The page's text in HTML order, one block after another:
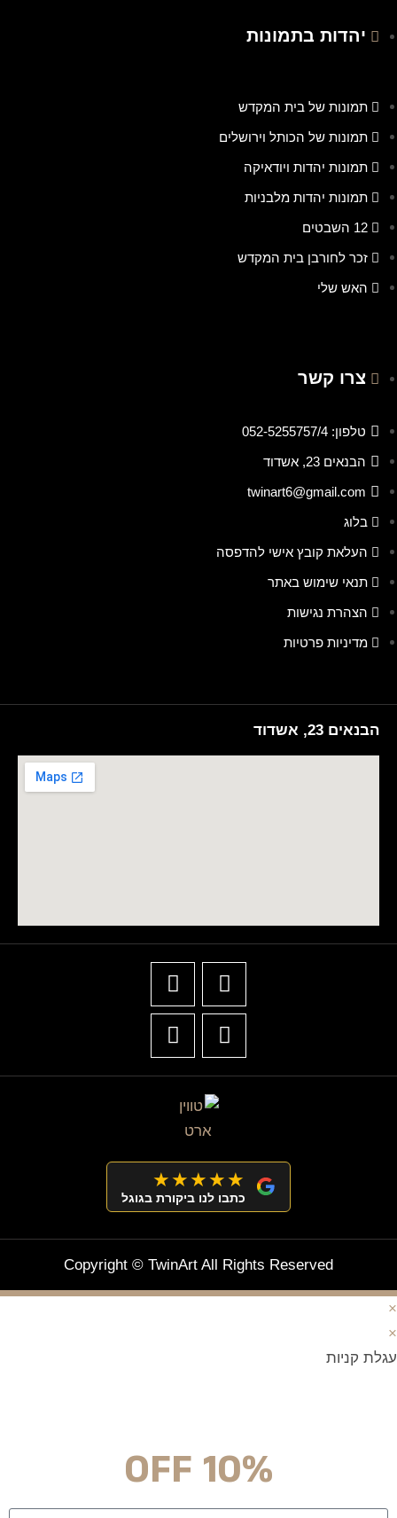
יהדות בתמונות
תמונות של בית המקדש
תמונות של הכותל וירושלים
תמונות יהדות ויודאיקה
תמונות יהדות מלבניות
12 השבטים
זכר לחורבן בית המקדש
האש שלי
צרו קשר
טלפון: 052-5255757/4
הבנאים 23, אשדוד
twinart6@gmail.com
בלוג
העלאת קובץ אישי להדפסה
תנאי שימוש באתר
הצהרת נגישות
מדיניות פרטיות
הבנאים 23, אשדוד
★★★★★
כתבו לנו ביקורת בגוגל
Copyright © TwinArt All Rights Reserved
×
×
עגלת קניות
10% OFF